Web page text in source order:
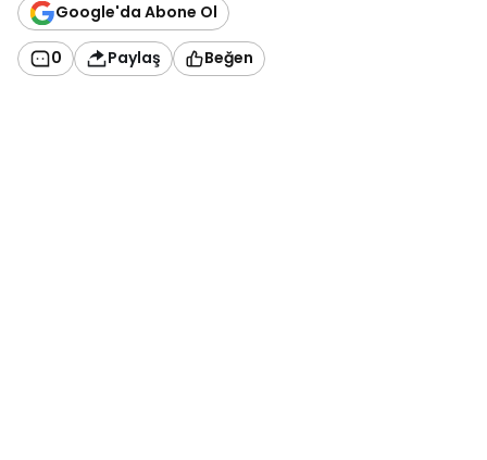
Google'da Abone Ol
0 Paylaş Beğen